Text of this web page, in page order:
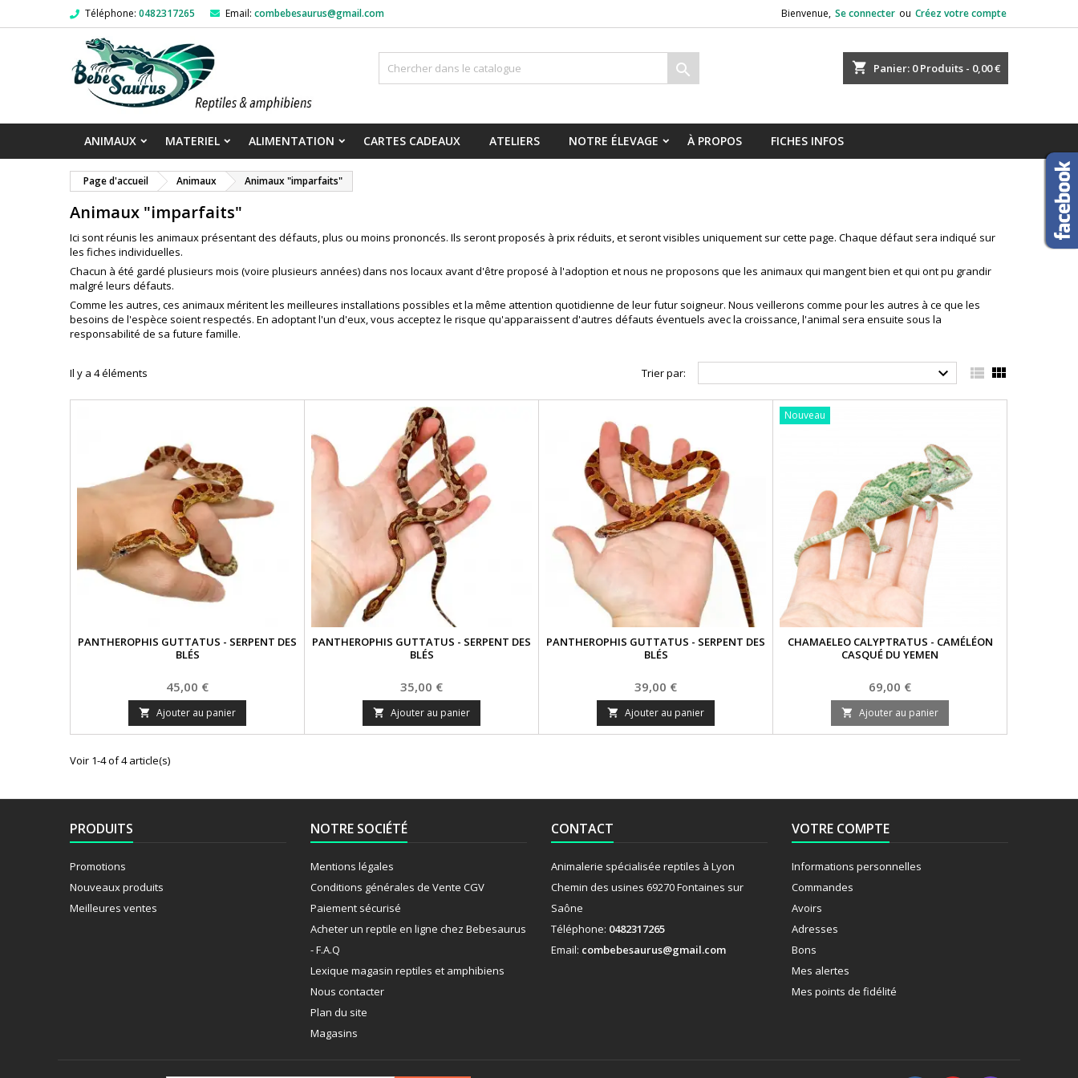
Téléphone: 0482317265 Email: combebesaurus@gmail.com Bienvenue, Se connecter ou Créez votre compte
shopping_cart Panier: 0Produits - 0,00 €

ANIMAUX MATERIEL ALIMENTATION CARTES CADEAUX ATELIERS NOTRE ÉLEVAGE À PROPOS FICHES INFOS
Page d'accueil Animaux Animaux "imparfaits"
Animaux "imparfaits"
Ici sont réunis les animaux présentant des défauts, plus ou moins prononcés. Ils seront proposés à prix réduits, et seront visibles uniquement sur cette page. Chaque défaut sera indiqué sur
les fiches individuelles.
Chacun à été gardé plusieurs mois (voire plusieurs années) dans nos locaux avant d'être proposé à l'adoption et nous ne proposons que les animaux qui mangent bien et qui ont pu grandir
malgré leurs défauts.
Comme les autres, ces animaux méritent les meilleures installations possibles et la même attention quotidienne de leur futur soigneur. Nous veillerons comme pour les autres à ce que les
besoins de l'espèce soient respectés. En adoptant l'un d'eux, vous acceptez le risque qu'apparaissent d'autres défauts éventuels avec la croissance, l'animal sera ensuite sous la
responsabilité de sa future famille.
Il y a 4 éléments Trier par:   
PANTHEROPHIS GUTTATUS - SERPENT DES
BLÉS
Prix
45,00 €
 Ajouter au panier
PANTHEROPHIS GUTTATUS - SERPENT DES
BLÉS
Prix
35,00 €
 Ajouter au panier
PANTHEROPHIS GUTTATUS - SERPENT DES
BLÉS
Prix
39,00 €
 Ajouter au panier
Nouveau
CHAMAELEO CALYPTRATUS - CAMÉLÉON
CASQUÉ DU YEMEN
Prix
69,00 €
 Ajouter au panier
Voir 1-4 of 4 article(s)
PRODUITS
Promotions
Nouveaux produits
Meilleures ventes
NOTRE SOCIÉTÉ
Mentions légales
Conditions générales de Vente CGV
Paiement sécurisé
Acheter un reptile en ligne chez Bebesaurus
- F.A.Q
Lexique magasin reptiles et amphibiens
Nous contacter
Plan du site
Magasins
CONTACT
Animalerie spécialisée reptiles à Lyon
Chemin des usines 69270 Fontaines sur
Saône
Téléphone: 0482317265
Email: combebesaurus@gmail.com
VOTRE COMPTE
Informations personnelles
Commandes
Avoirs
Adresses
Bons
Mes alertes
Mes points de fidélité